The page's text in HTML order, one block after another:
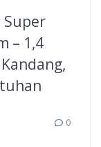
Super
– 1,4
0